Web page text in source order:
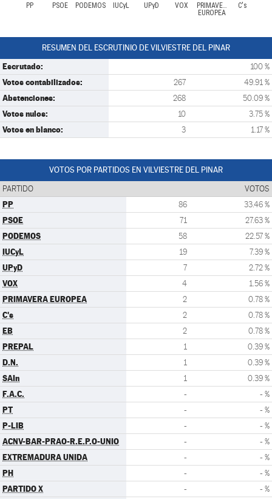
PP PSOE PODEMOS IUCyL UPyD VOX
PRIMAVERA
EUROPEA
C's
RESUMEN DEL ESCRUTINIO DE VILVIESTRE DEL PINAR
Escrutado: 100 %
Votos contabilizados: 267 49.91 %
Abstenciones: 268 50.09 %
Votos nulos: 10 3.75 %
Votos en blanco: 3 1.17 %
VOTOS POR PARTIDOS EN VILVIESTRE DEL PINAR
PARTIDO VOTOS
PP 86 33.46 %
PSOE 71 27.63 %
PODEMOS 58 22.57 %
IUCyL 19 7.39 %
UPyD 7 2.72 %
VOX 4 1.56 %
PRIMAVERA EUROPEA 2 0.78 %
C's 2 0.78 %
EB 2 0.78 %
PREPAL 1 0.39 %
D.N. 1 0.39 %
SAIn 1 0.39 %
F.A.C. - - %
PT - - %
P-LIB - - %
ACNV-BAR-PRAO-R.E.P.O-UNIO - - %
EXTREMADURA UNIDA - - %
PH - - %
PARTIDO X - - %